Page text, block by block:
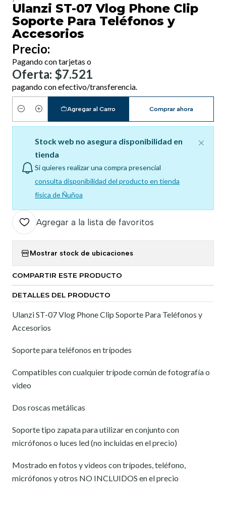
Ulanzi ST-07 Vlog Phone Clip
Soporte Para Teléfonos y
Accesorios
Precio:
Pagando con tarjetas o
Oferta: $7.521
pagando con efectivo/transferencia.
Cantidad
Agregar al Carro Comprar ahora
Stock web no asegura disponibilidad en
tienda
Si quieres realizar una compra presencial
consulta disponibilidad del producto en tienda
física de Ñuñoa
Agregar a la lista de favoritos
Mostrar stock de ubicaciones
COMPARTIR ESTE PRODUCTO
DETALLES DEL PRODUCTO
Ulanzi ST-07 Vlog Phone Clip Soporte Para Teléfonos y
Accesorios
Soporte para teléfonos en trípodes
Compatibles con cualquier trípode común de fotografía o
video
Dos roscas metálicas
Soporte tipo zapata para utilizar en conjunto con
micrófonos o luces led (no incluidas en el precio)
Mostrado en fotos y videos con trípodes, teléfono,
micrófonos y otros NO INCLUIDOS en el precio